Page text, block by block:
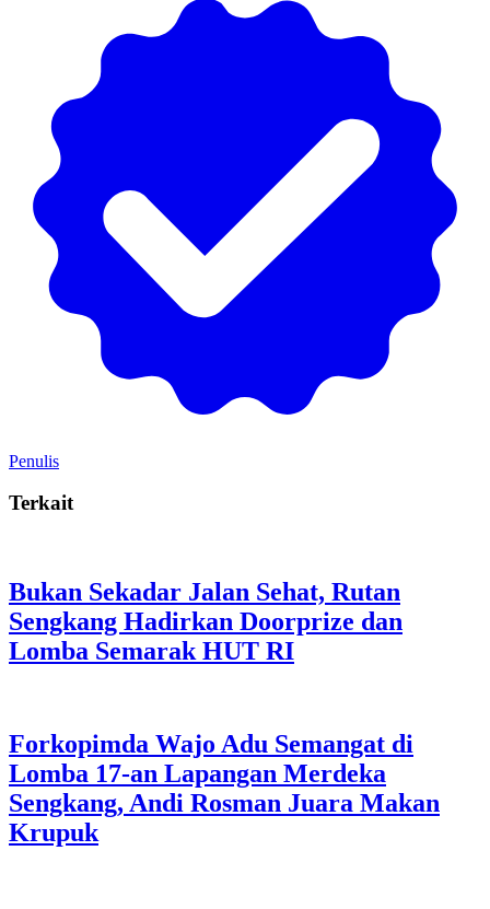
Penulis
Terkait
Bukan Sekadar Jalan Sehat, Rutan
Sengkang Hadirkan Doorprize dan
Lomba Semarak HUT RI
Forkopimda Wajo Adu Semangat di
Lomba 17-an Lapangan Merdeka
Sengkang, Andi Rosman Juara Makan
Krupuk